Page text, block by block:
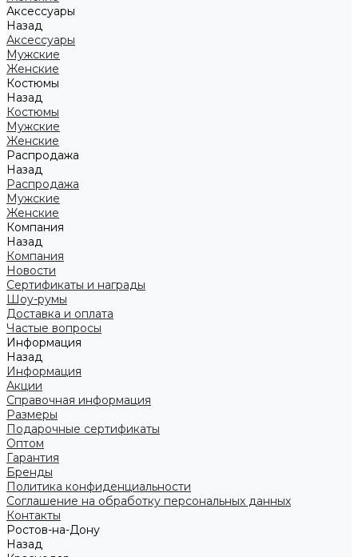
Аксессуары
Назад
Аксессуары
Мужские
Женские
Костюмы
Назад
Костюмы
Мужские
Женские
Распродажа
Назад
Распродажа
Мужские
Женские
Компания
Назад
Компания
Новости
Сертификаты и награды
Шоу-румы
Доставка и оплата
Частые вопросы
Информация
Назад
Информация
Акции
Справочная информация
Размеры
Подарочные сертификаты
Оптом
Гарантия
Бренды
Политика конфиденциальности
Соглашение на обработку персональных данных
Контакты
Ростов-на-Дону
Назад